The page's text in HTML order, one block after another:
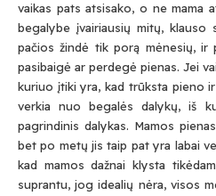
vaikas pats atsisako, o ne mama
begalybe įvairiausių mitų, klauso
pačios žindė tik porą mėnesių,
pasibaigė ar perdegė pienas. Jei
kuriuo įtiki yra, kad trūksta pieno
verkia nuo begalės dalykų, iš
pagrindinis dalykas. Mamos
bet po metų jis taip pat yra labai
kad mamos dažnai klysta
suprantu, jog idealių nėra, visos